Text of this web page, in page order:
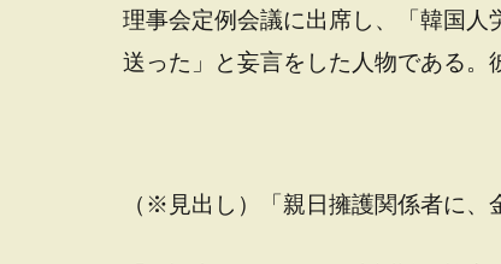
理事会定例会議に出席し、「韓国
送った」と妄言をした人物である。
（※見出し）「親日擁護関係者に、